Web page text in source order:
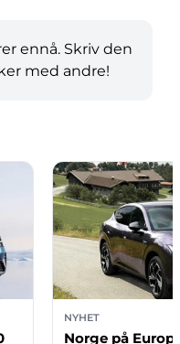
ennå. Skriv den
med andre!
NYHET
Norge på